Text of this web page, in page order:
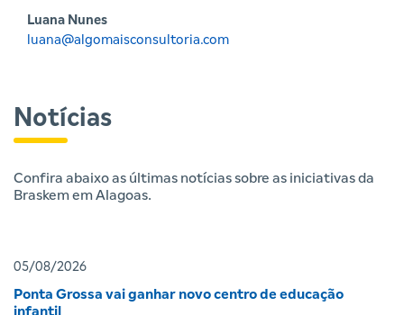
Luana Nunes
luana@algomaisconsultoria.com
Notícias
Confira abaixo as últimas notícias sobre as iniciativas da
Braskem em Alagoas.
05/08/2026
Ponta Grossa vai ganhar novo centro de educação
infantil